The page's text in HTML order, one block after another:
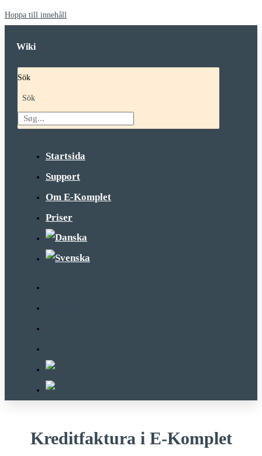
Hoppa till innehåll
Wiki
Sök
Sök
Startsida
Support
Om E-Komplet
Priser
Kreditfaktura i E-Komplet